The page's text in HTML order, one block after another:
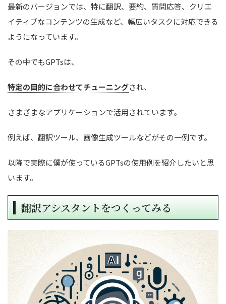
最新のバージョンでは、特に翻訳、要約、質問応答、クリエ
イティブなコンテンツの生成など、幅広いタスクに対応できる
ようになっています。
その中でもGPTsは、
特定の目的に合わせてチューニングされ、
さまざまなアプリケーションで活用されています。
例えば、翻訳ツール、画像生成ツールなどがその一例です。
以降で実際に僕が使っているGPTsの使用例を紹介したいと思
います。
翻訳アシスタントをつくってみる